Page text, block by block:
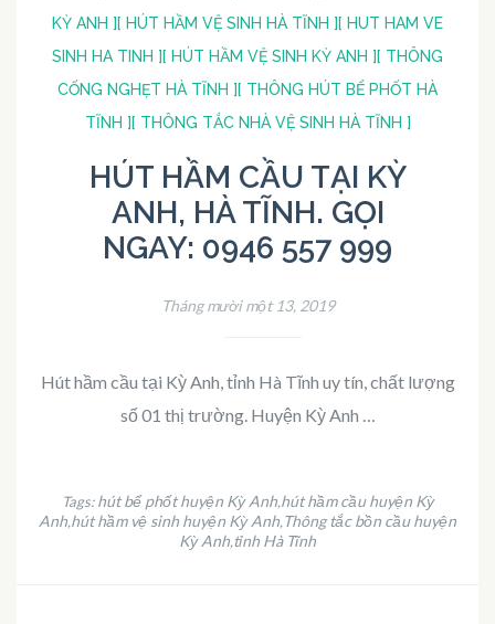
KỲ ANH ] [ HÚT HẦM VỆ SINH HÀ TĨNH ] [ HUT HAM VE
SINH HA TINH ] [ HÚT HẦM VỆ SINH KỲ ANH ] [ THÔNG
CỐNG NGHẸT HÀ TĨNH ] [ THÔNG HÚT BỂ PHỐT HÀ
TĨNH ] [ THÔNG TẮC NHÀ VỆ SINH HÀ TĨNH ]
HÚT HẦM CẦU TẠI KỲ
ANH, HÀ TĨNH. GỌI
NGAY: 0946 557 999
Tháng mười một 13, 2019
Hút hầm cầu tại Kỳ Anh, tỉnh Hà Tĩnh uy tín, chất lượng
số 01 thị trường. Huyện Kỳ Anh …
Tags:hút bể phốt huyện Kỳ Anh,hút hầm cầu huyện Kỳ
Anh,hút hầm vệ sinh huyện Kỳ Anh,Thông tắc bồn cầu huyện
Kỳ Anh,tỉnh Hà Tĩnh